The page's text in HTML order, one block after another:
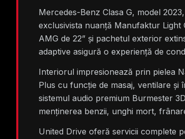
Mercedes-Benz Clasa G, model
exclusivista nuanță Manufaktur
AMG de 22” și pachetul exterior
adaptive asigură o experiență de
Interiorul impresionează prin pielea
Plus cu funcție de masaj, ventilare și
sistemul audio premium Burmester
menținerea benzii, unghi mort,
United Drive oferă servicii complete